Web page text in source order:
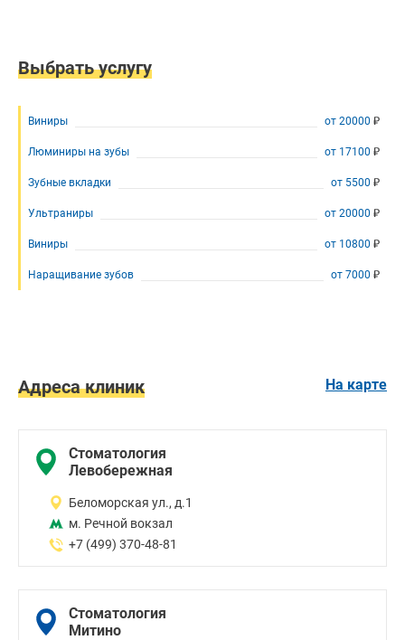
Лечение десен
Коронки
Выбрать услугу
Виниры от 20000
Люминиры на зубы от 17100
Зубные вкладки от 5500
Ультраниры от 20000
Виниры от 10800
Наращивание зубов от 7000
Адреса клиник На карте
Стоматология
Левобережная
Беломорская ул., д.1
м. Речной вокзал
+7 (499) 370-48-81
Стоматология
Митино
Установка
абатмента
брекетов
стоматология
стоматология
Имплантация
Отбеливание
Лечение
Исправление